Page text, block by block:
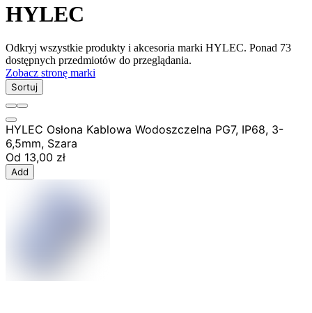
HYLEC
Odkryj wszystkie produkty i akcesoria marki HYLEC. Ponad 73
dostępnych przedmiotów do przeglądania.
Zobacz stronę marki
Sortuj
HYLEC Osłona Kablowa Wodoszczelna PG7, IP68, 3-
6,5mm, Szara
Od 13,00 zł
Add